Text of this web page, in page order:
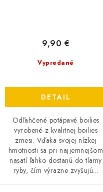
Vypredané
9,90 €
DETAIL
Odľahčené potápavé boilies
vyrobené z kvalitnej boilies
zmesi. Vďaka svojej nízkej
hmotnosti sa pri najjemnejšom
nasatí ľahko dostanú do tlamy
ryby, čím výrazne zvyšujú...